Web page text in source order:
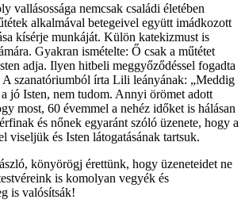
vallásossága nemcsak családi életében
alkalmával betegeivel együtt imádkozott
kísérje munkáját. Külön katekizmust is
Gyakran ismételte: Ő csak a műtétet
adja. Ilyen hitbeli meggyőződéssel fogadta
A szanatóriumból írta Lili leányának: „Meddig
jó Isten, nem tudom. Annyi örömet adott
most, 60 évemmel a nehéz időket is hálásan
és nőnek egyaránt szóló üzenete, hogy a
viseljük és Isten látogatásának tartsuk.
könyörögj érettünk, hogy üzeneteidet ne
is komolyan vegyék és
is valósítsák!